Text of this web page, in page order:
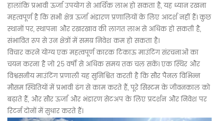
हालांकि प्रभावी ऊर्जा उपयोग से आर्थिक लाभ हो सकता है, यह ध्यान रखना
महत्वपूर्ण है कि सभी क्षेत्र ऊर्जा भंडारण प्रणालियों के लिए आदर्श नहीं हैं। कुछ
स्थानों पर, स्थापना और रखरखाव की लागत लाभ से अधिक हो सकती है,
संभावित रूप से उन क्षेत्रों में समग्र निवेश कम हो सकता है।
विचार करने योग्य एक महत्वपूर्ण कारक टिकाऊ माउंटिंग संरचनाओं का
चयन करना है जो 25 वर्षों से अधिक समय तक चल सकें। एक स्थिर और
विश्वसनीय माउंटिंग प्रणाली यह सुनिश्चित करती है कि सौर पैनल विभिन्न
मौसम स्थितियों में प्रभावी ढंग से काम करते हैं, पूरे सिस्टम के जीवनकाल को
बढ़ाते हैं, और सौर ऊर्जा और भंडारण सेटअप के लिए प्रदर्शन और निवेश पर
रिटर्न दोनों में सुधार करते हैं।